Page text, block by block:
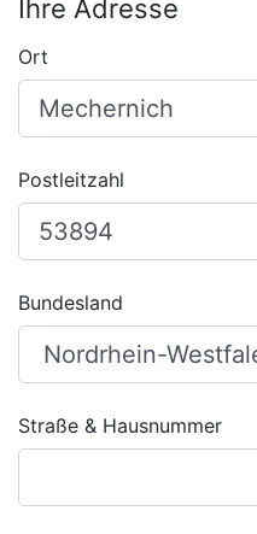
Ihre Adresse
Ort
Postleitzahl
Bundesland
Straße & Hausnummer